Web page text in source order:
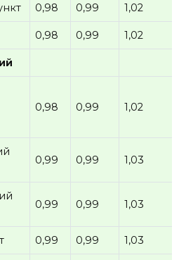
0,98 0,99 1,02
0,98 0,99 1,02
0,98 0,99 1,02
0,99 0,99 1,03
0,99 0,99 1,03
0,99 0,99 1,03